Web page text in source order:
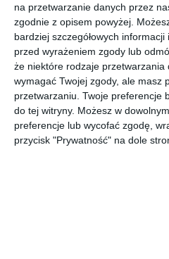
na przetwarzanie danych przez
zgodnie z opisem powyżej.
bardziej szczegółowych
przed wyrażeniem zgody lub
że niektóre rodzaje
wymagać Twojej zgody, ale masz
przetwarzaniu. Twoje preferencje
do tej witryny. Możesz w
preferencje lub wycofać zgodę,
przycisk "Prywatność" na dole
Pozostałe zdjęcia w